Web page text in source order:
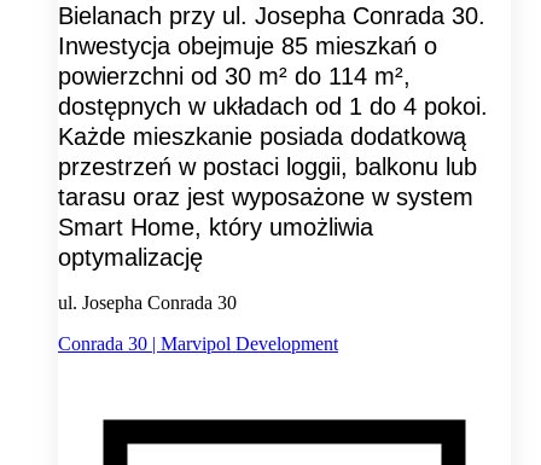
Bielanach przy ul. Josepha Conrada 30.
Inwestycja obejmuje 85 mieszkań o
powierzchni od 30 m² do 114 m²,
dostępnych w układach od 1 do 4 pokoi.
Każde mieszkanie posiada dodatkową
przestrzeń w postaci loggii, balkonu lub
tarasu oraz jest wyposażone w system
Smart Home, który umożliwia
optymalizację
ul. Josepha Conrada 30
Conrada 30 | Marvipol Development